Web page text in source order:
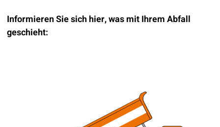
Informieren Sie sich hier, was mit Ihrem Abfall
geschieht: